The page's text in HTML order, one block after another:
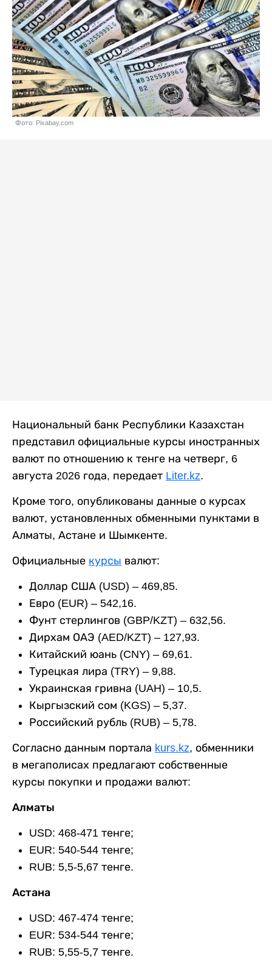
Фото: Pixabay.com
Национальный банк Республики Казахстан
представил официальные курсы иностранных
валют по отношению к тенге на четверг, 6
августа 2026 года, передает Liter.kz.
Кроме того, опубликованы данные о курсах
валют, установленных обменными пунктами в
Алматы, Астане и Шымкенте.
Официальные курсы валют:
Доллар США (USD) – 469,85.
Евро (EUR) – 542,16.
Фунт стерлингов (GBP/KZT) – 632,56.
Дирхам ОАЭ (AED/KZT) – 127,93.
Китайский юань (CNY) – 69,61.
Турецкая лира (TRY) – 9,88.
Украинская гривна (UAH) – 10,5.
Кыргызский сом (KGS) – 5,37.
Российский рубль (RUB) – 5,78.
Согласно данным портала kurs.kz, обменники
в мегаполисах предлагают собственные
курсы покупки и продажи валют:
Алматы
USD: 468-471 тенге;
EUR: 540-544 тенге;
RUB: 5,5-5,67 тенге.
Астана
USD: 467-474 тенге;
EUR: 534-544 тенге;
RUB: 5,55-5,7 тенге.